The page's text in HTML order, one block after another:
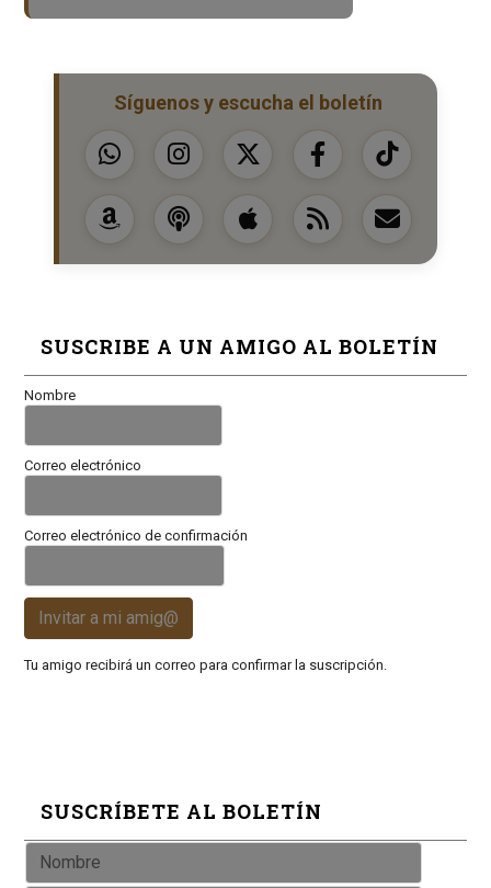
Síguenos y escucha el boletín
SUSCRIBE A UN AMIGO AL BOLETÍN
Nombre
Correo electrónico
Correo electrónico de confirmación
Invitar a mi amig@
Tu amigo recibirá un correo para confirmar la suscripción.
SUSCRÍBETE AL BOLETÍN